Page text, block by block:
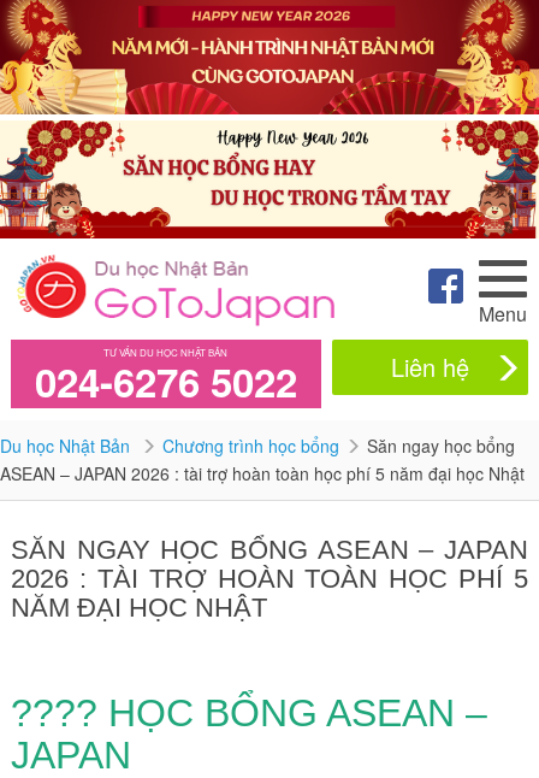
Menu
TƯ VẤN DU HỌC NHẬT BẢN
024-6276 5022 Liên hệ
Du học Nhật Bản Chương trình học bổng
Săn ngay học bổng
ASEAN – JAPAN 2026 : tài trợ hoàn toàn học phí 5 năm đại học Nhật
SĂN NGAY HỌC BỔNG ASEAN – JAPAN
2026 : TÀI TRỢ HOÀN TOÀN HỌC PHÍ 5
NĂM ĐẠI HỌC NHẬT
???? HỌC BỔNG ASEAN –
JAPAN